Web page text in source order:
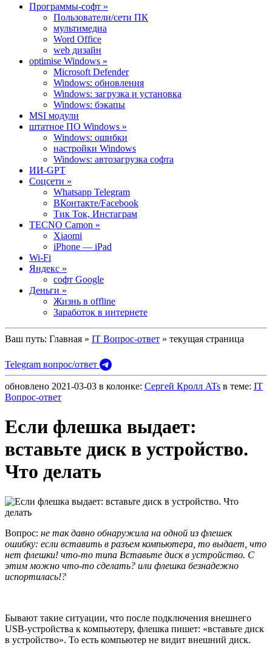
Программы-софт »
Пользователи/сети ПК
мультимедиа
Word Office
web дизайн
optimise Windows »
Microsoft Defender
Windows: обновления
Windows: загрузка и установка
Windows: бэкапы
MSI модули
штатное ПО Windows »
Windows: ошибки
настройки Windows
Windows: автозагрузка софта
ИИ-GPT
Cоцсети »
Whatsapp Telegram
ВКонтакте/Facebook
Тик Ток, Инстаграм
TECNO Camon »
Xiaomi
iPhone — iPad
Wi-Fi
Яндекс »
софт Google
Деньги »
Жизнь в offline
Заработок в интернете
Ваш путь: Главная » IT Вопрос-ответ » текущая страница
Telegram вопрос/ответ
обновлено 2021-03-03 в колонке: Сергей Кролл ATs в теме: IT
Вопрос-ответ
Если флешка выдает:
вставьте диск в устройство.
Что делать
Вопрос: не так давно обнаружила на одной из флешек
ошибку: если вставить в разъем компьютера, то выдает, что
нет флешки! что-то типа Вставьте диск в устройство. С
этим можно что-то сделать? или флешка безнадежно
испортилась!?
Бывают такие ситуации, что после подключения внешнего
USB-устройства к компьютеру, флешка пишет: «вставьте диск
в устройство». То есть компьютер не видит внешний диск.